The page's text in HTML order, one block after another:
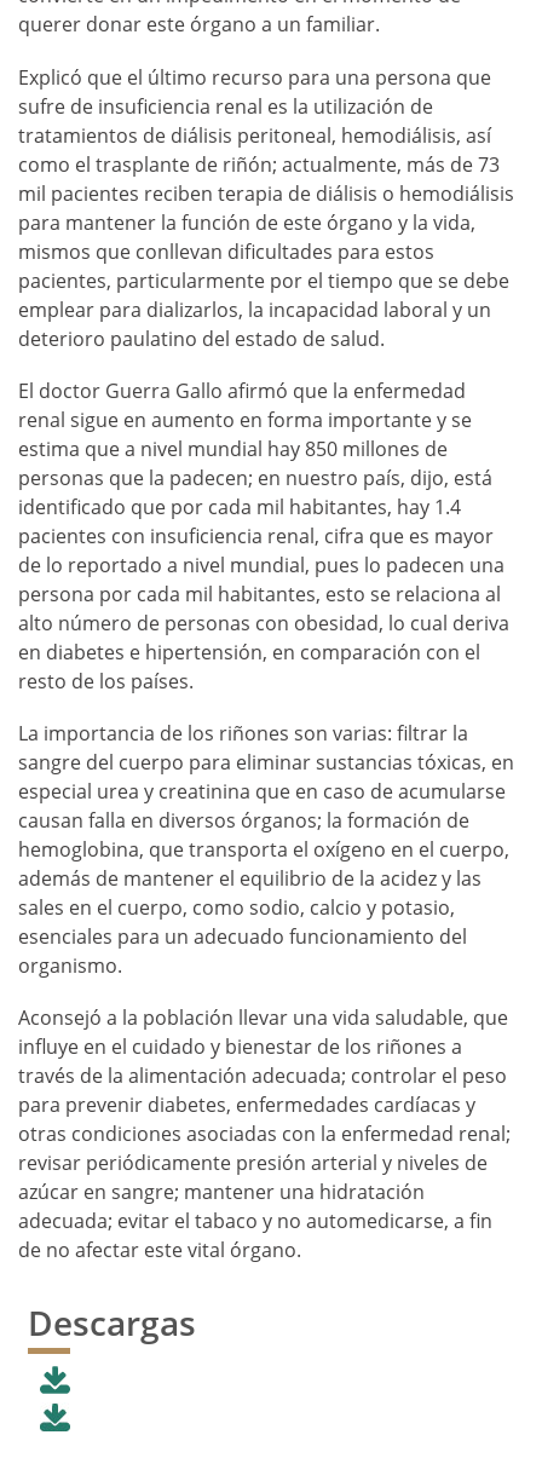
querer donar este órgano a un familiar.
Explicó que el último recurso para una persona que
sufre de insuficiencia renal es la utilización de
tratamientos de diálisis peritoneal, hemodiálisis, así
como el trasplante de riñón; actualmente, más de 73
mil pacientes reciben terapia de diálisis o hemodiálisis
para mantener la función de este órgano y la vida,
mismos que conllevan dificultades para estos
pacientes, particularmente por el tiempo que se debe
emplear para dializarlos, la incapacidad laboral y un
deterioro paulatino del estado de salud.
El doctor Guerra Gallo afirmó que la enfermedad
renal sigue en aumento en forma importante y se
estima que a nivel mundial hay 850 millones de
personas que la padecen; en nuestro país, dijo, está
identificado que por cada mil habitantes, hay 1.4
pacientes con insuficiencia renal, cifra que es mayor
de lo reportado a nivel mundial, pues lo padecen una
persona por cada mil habitantes, esto se relaciona al
alto número de personas con obesidad, lo cual deriva
en diabetes e hipertensión, en comparación con el
resto de los países.
La importancia de los riñones son varias: filtrar la
sangre del cuerpo para eliminar sustancias tóxicas, en
especial urea y creatinina que en caso de acumularse
causan falla en diversos órganos; la formación de
hemoglobina, que transporta el oxígeno en el cuerpo,
además de mantener el equilibrio de la acidez y las
sales en el cuerpo, como sodio, calcio y potasio,
esenciales para un adecuado funcionamiento del
organismo.
Aconsejó a la población llevar una vida saludable, que
influye en el cuidado y bienestar de los riñones a
través de la alimentación adecuada; controlar el peso
para prevenir diabetes, enfermedades cardíacas y
otras condiciones asociadas con la enfermedad renal;
revisar periódicamente presión arterial y niveles de
azúcar en sangre; mantener una hidratación
adecuada; evitar el tabaco y no automedicarse, a fin
de no afectar este vital órgano.
Descargas